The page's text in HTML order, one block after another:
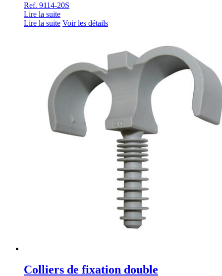
Ref. 9114-20S
Lire la suite
Lire la suite Voir les détails
Colliers de fixation double